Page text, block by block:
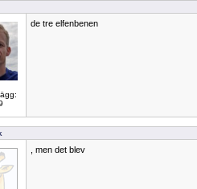
de tre elfenbenen
, men det blev